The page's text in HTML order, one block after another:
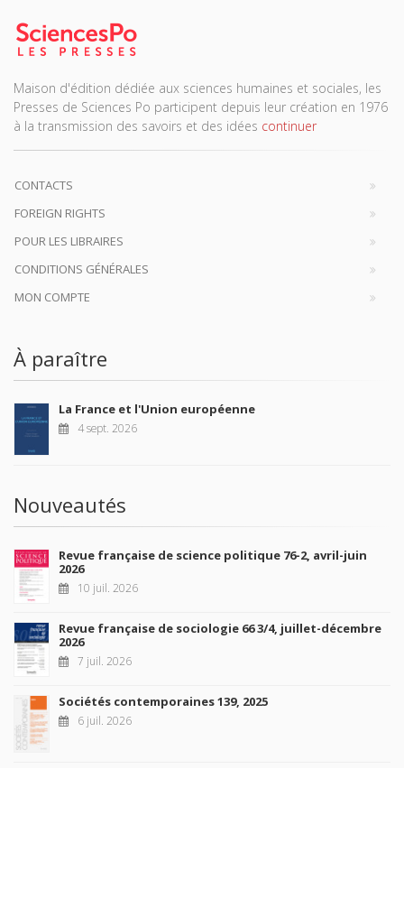
Maison d'édition dédiée aux sciences humaines et sociales, les
Presses de Sciences Po participent depuis leur création en 1976
à la transmission des savoirs et des idées continuer
CONTACTS
FOREIGN RIGHTS
POUR LES LIBRAIRES
CONDITIONS GÉNÉRALES
MON COMPTE
À paraître
La France et l'Union européenne
4 sept. 2026
Nouveautés
Revue française de science politique 76-2, avril-juin
2026
10 juil. 2026
Revue française de sociologie 66 3/4, juillet-décembre
2026
7 juil. 2026
Sociétés contemporaines 139, 2025
6 juil. 2026